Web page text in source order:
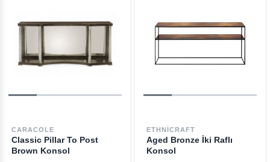
CARACOLE
Classic Pillar To Post
Brown Konsol
ETHNICRAFT
Aged Bronze İki Raflı
Konsol